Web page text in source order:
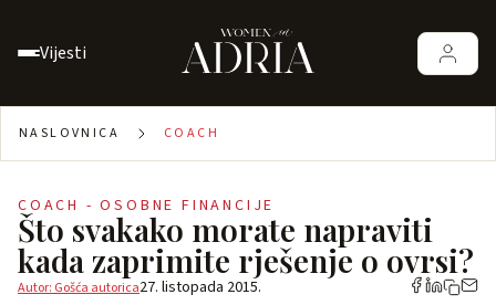
Vijesti
NASLOVNICA COACH
COACH - OSOBNE FINANCIJE
Što svakako morate napraviti
kada zaprimite rješenje o ovrsi?
Autor: Gošća autorica27. listopada 2015.